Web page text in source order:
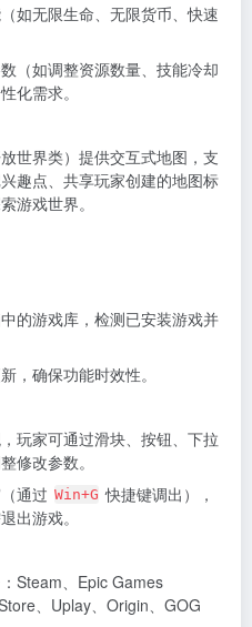
如无限生命、无限货币、快速
（如调整资源数量、技能冷却
化需求。
世界类）提供交互式地图，支
趣点、共享玩家创建的地图标
游戏世界。
的游戏库，检测已安装游戏并
，确保功能时效性。
玩家可通过滑块、按钮、下拉
修改参数。
通过 Win+G 快捷键调出），
出游戏。
Steam、Epic Games
、Uplay、Origin、GOG